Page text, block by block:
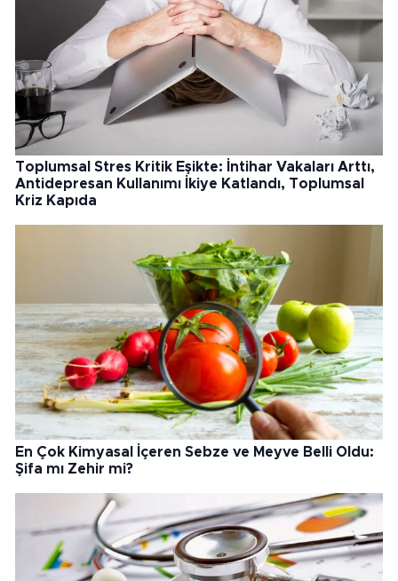
Toplumsal Stres Kritik Eşikte: İntihar Vakaları Arttı,
Antidepresan Kullanımı İkiye Katlandı, Toplumsal
Kriz Kapıda
En Çok Kimyasal İçeren Sebze ve Meyve Belli Oldu:
Şifa mı Zehir mi?